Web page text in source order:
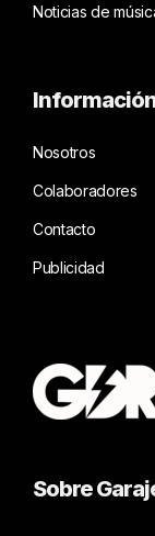
Noticias de
Nosotros
Colaboradores
Contacto
Publicidad
Sobre